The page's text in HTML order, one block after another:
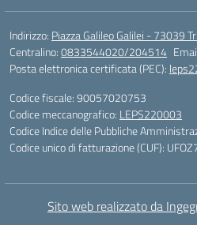
Indirizzo: Piazza Galileo Galilei - 73039
Centralino:0833544020/204514
Posta elettronica certificata (PEC):
Codice fiscale: 90057020753
Codice meccanografico: LEPS220003
Codice Indice delle Pubbliche
Codice unico di fatturazione (CUF):
Sito web realizzato da